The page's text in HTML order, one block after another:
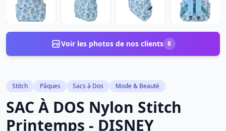
Voir les photos de nos clients 8
Stitch Pâques Sacs à Dos Mode & Beauté
SAC À DOS Nylon Stitch
Printemps - DISNEY